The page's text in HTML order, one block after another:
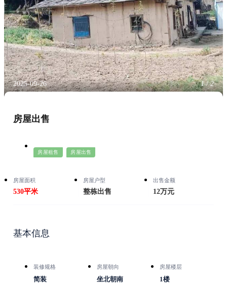
1/2
2025-09-26
房屋出售
房屋租售 房屋出售
房屋面积
530平米
房屋户型
整栋出售
出售金额
12万元
基本信息
装修规格
简装
房屋朝向
坐北朝南
房屋楼层
1楼